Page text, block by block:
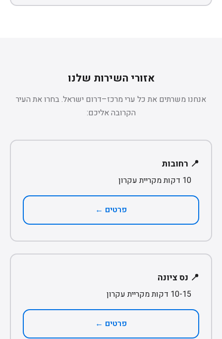
אזורי השירות שלנו
אנחנו משרתים את כל ערי מרכז–דרום ישראל. בחרו את העיר
הקרובה אליכם:
📍 רחובות
10 דקות מקריית עקרון
פרטים ←
📍 נס ציונה
10-15 דקות מקריית עקרון
פרטים ←